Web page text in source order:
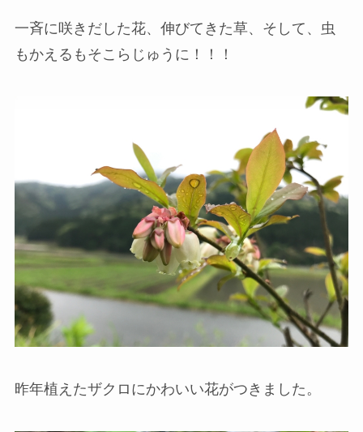
一斉に咲きだした花、伸びてきた草、そして、虫
もかえるもそこらじゅうに！！！
昨年植えたザクロにかわいい花がつきました。